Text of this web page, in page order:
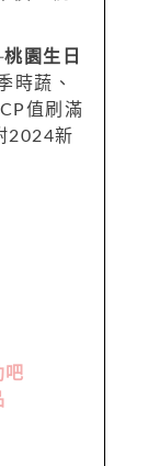
桃園生日
時蔬、
值刷滿
2024新
吧